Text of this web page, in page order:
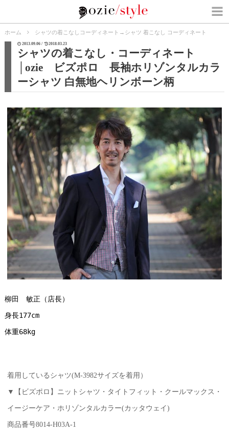
ホーム シャツの着こなしコーディネート → シャツ 着こなし コーディネート
2013.09.06 / 2018.03.23
シャツの着こなし・コーディネート
│ozie ビズポロ 長袖ホリゾンタルカラ
ーシャツ 白無地ヘリンボーン柄
柳田　敏正（店長）
身長177cm
体重68kg
着用しているシャツ(M-3982サイズを着用）
▼【ビズポロ】ニットシャツ・タイトフィット・クールマックス・
イージーケア・ホリゾンタルカラー(カッタウェイ)
商品番号8014-H03A-1